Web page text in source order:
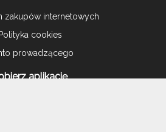
zakupów internetowych
Polityka cookies
prowadzącego
aplikację